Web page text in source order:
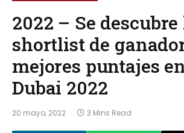
2022 – Se descubre
shortlist de
mejores puntajes
Dubai 2022
20 mayo, 2022 3 Mins Read